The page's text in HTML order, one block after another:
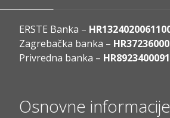
ERSTE Banka –
Zagrebačka banka –
Privredna banka –
Osnovne informacije